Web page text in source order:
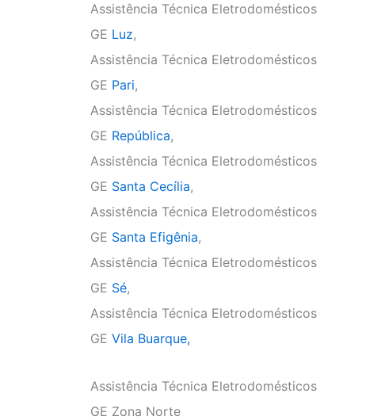
Assistência Técnica Eletrodomésticos
GE Luz,
Assistência Técnica Eletrodomésticos
GE Pari,
Assistência Técnica Eletrodomésticos
GE República,
Assistência Técnica Eletrodomésticos
GE Santa Cecília,
Assistência Técnica Eletrodomésticos
GE Santa Efigênia,
Assistência Técnica Eletrodomésticos
GE Sé,
Assistência Técnica Eletrodomésticos
GE Vila Buarque,
Assistência Técnica Eletrodomésticos
GE Zona Norte